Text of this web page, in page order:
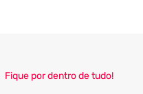
Fique por dentro de tudo!